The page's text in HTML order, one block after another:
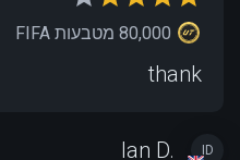
thank
ID
Ian D.